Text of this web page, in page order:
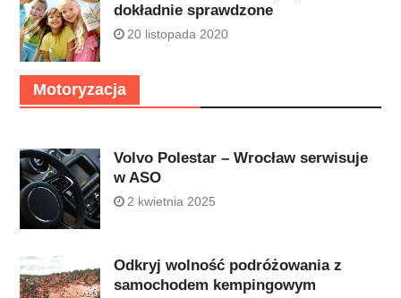
dokładnie sprawdzone
20 listopada 2020
Motoryzacja
Volvo Polestar – Wrocław serwisuje
w ASO
2 kwietnia 2025
Odkryj wolność podróżowania z
samochodem kempingowym